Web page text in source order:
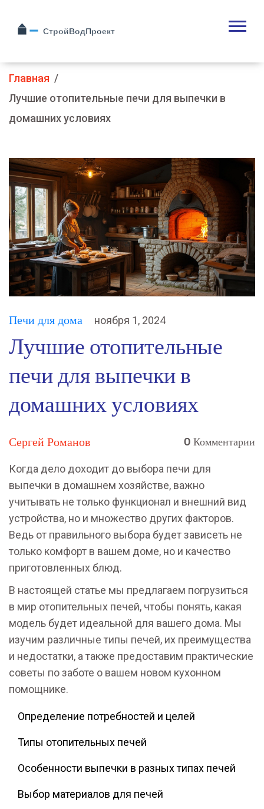
Главная
Лучшие отопительные печи для выпечки в
домашних условиях
Печи для дома ноября 1, 2024
Лучшие отопительные
печи для выпечки в
домашних условиях
Сергей Романов 0 Комментарии
Когда дело доходит до выбора печи для
выпечки в домашнем хозяйстве, важно
учитывать не только функционал и внешний вид
устройства, но и множество других факторов.
Ведь от правильного выбора будет зависеть не
только комфорт в вашем доме, но и качество
приготовленных блюд.
В настоящей статье мы предлагаем погрузиться
в мир отопительных печей, чтобы понять, какая
модель будет идеальной для вашего дома. Мы
изучим различные типы печей, их преимущества
и недостатки, а также предоставим практические
советы по заботе о вашем новом кухонном
помощнике.
Определение потребностей и целей
Типы отопительных печей
Особенности выпечки в разных типах печей
Выбор материалов для печей